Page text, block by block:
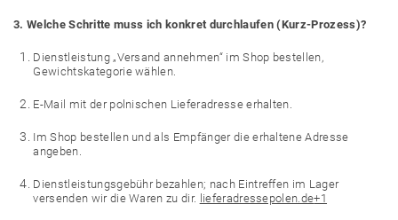
3. Welche Schritte muss ich konkret durchlaufen (Kurz-Prozess)?
Dienstleistung „Versand annehmen“ im Shop bestellen,
Gewichtskategorie wählen.
E-Mail mit der polnischen Lieferadresse erhalten.
Im Shop bestellen und als Empfänger die erhaltene Adresse
angeben.
Dienstleistungsgebühr bezahlen; nach Eintreffen im Lager
versenden wir die Waren zu dir. lieferadressepolen.de+1